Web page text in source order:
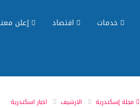
خدمات اقتصاد إعلن
مجلة إسكندرية الارشيف اخبار اسكندرية